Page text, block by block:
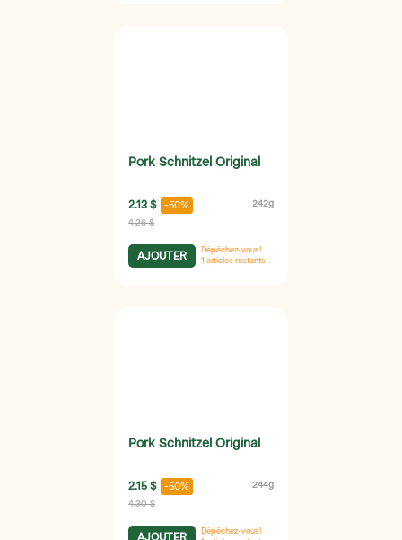
Pork Schnitzel Original
2.13 $ -50% 242g
4.26 $
AJOUTER
Dépêchez-vous!
1 articles restants
Pork Schnitzel Original
2.15 $ -50% 244g
4.30 $
AJOUTER
Dépêchez-vous!